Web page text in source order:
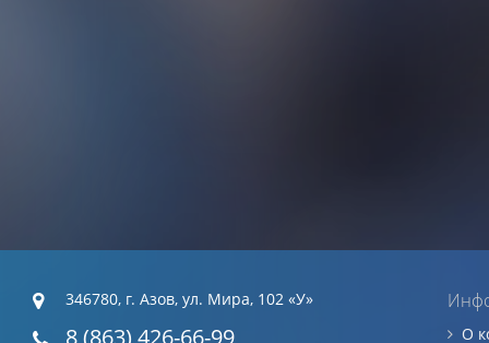
346780, г. Азов, ул. Мира, 102 «У»
8 (863) 426-66-99 О